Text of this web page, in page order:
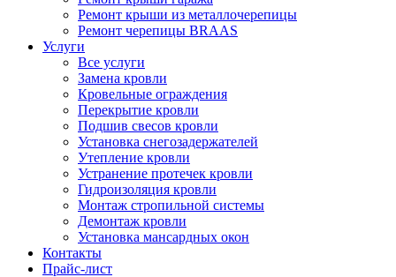
Ремонт крыши из металлочерепицы
Ремонт черепицы BRAAS
Услуги
Все услуги
Замена кровли
Кровельные ограждения
Перекрытие кровли
Подшив свесов кровли
Установка снегозадержателей
Утепление кровли
Устранение протечек кровли
Гидроизоляция кровли
Монтаж стропильной системы
Демонтаж кровли
Установка мансардных окон
Контакты
Прайс-лист